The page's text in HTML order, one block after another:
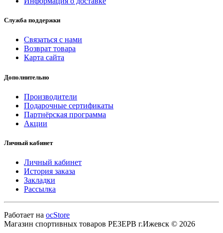
Служба поддержки
Связаться с нами
Возврат товара
Карта сайта
Дополнительно
Производители
Подарочные сертификаты
Партнёрская программа
Акции
Личный кабинет
Личный кабинет
История заказа
Закладки
Рассылка
Работает на ocStore
Магазин спортивных товаров РЕЗЕРВ г.Ижевск © 2026